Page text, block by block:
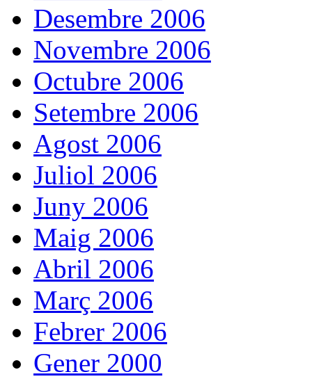
Desembre 2006
Novembre 2006
Octubre 2006
Setembre 2006
Agost 2006
Juliol 2006
Juny 2006
Maig 2006
Abril 2006
Març 2006
Febrer 2006
Gener 2000